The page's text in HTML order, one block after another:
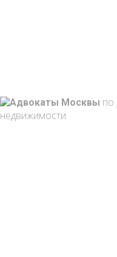
по
недвижимости